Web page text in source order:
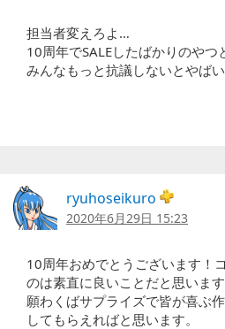
担当者変えろよ…
10周年でSALEしたばかりのやつ
みんなもっと抗議しないとやばい
ryuhoseikuro
2020年6月29日 15:23
10周年おめでとうございます！
のは素直に良いことだと思います
願わくばサプライズで皆が喜ぶ
してもらえればと思います。